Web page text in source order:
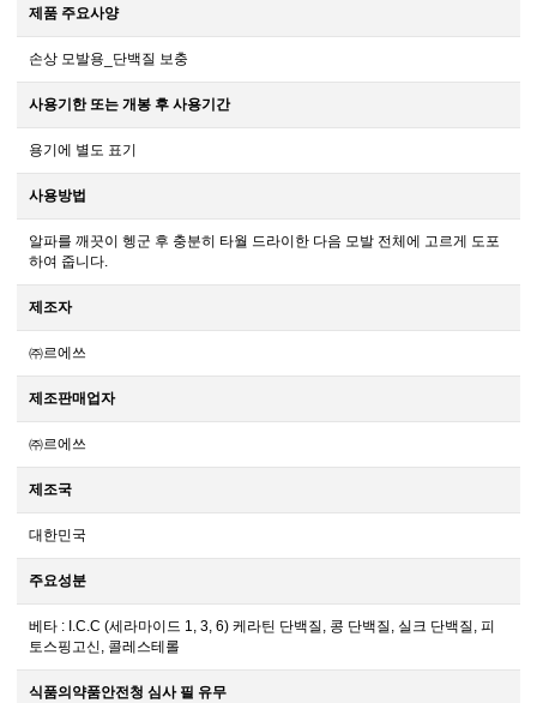
제품 주요사양
손상 모발용_단백질 보충
사용기한 또는 개봉 후 사용기간
용기에 별도 표기
사용방법
알파를 깨끗이 헹군 후 충분히 타월 드라이한 다음 모발 전체에 고르게 도포
하여 줍니다.
제조자
㈜르에쓰
제조판매업자
㈜르에쓰
제조국
대한민국
주요성분
베타 : I.C.C (세라마이드 1, 3, 6) 케라틴 단백질, 콩 단백질, 실크 단백질, 피
토스핑고신, 콜레스테롤
식품의약품안전청 심사 필 유무